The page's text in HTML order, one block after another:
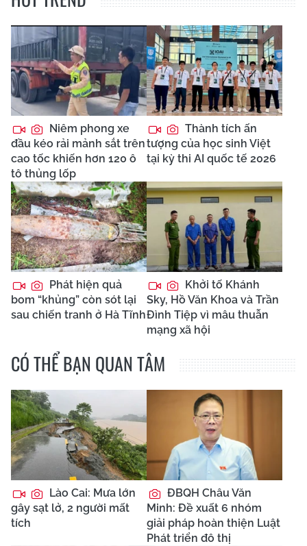
Niêm phong xe
đầu kéo rải mảnh sắt trên
cao tốc khiến hơn 120 ô
tô thủng lốp
Thành tích ấn
tượng của học sinh Việt
tại kỳ thi AI quốc tế 2026
Phát hiện quả
bom “khủng” còn sót lại
sau chiến tranh ở Hà Tĩnh
Khởi tố Khánh
Sky, Hồ Văn Khoa và Trần
Đình Tiệp vì mâu thuẫn
mạng xã hội
CÓ THỂ BẠN QUAN TÂM
Lào Cai: Mưa lớn
gây sạt lở, 2 người mất
tích
ĐBQH Châu Văn
Minh: Đề xuất 6 nhóm
giải pháp hoàn thiện Luật
Phát triển đô thị